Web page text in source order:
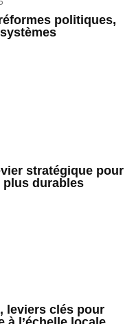
politiques,
stratégique pour
plus durables
leviers clés pour